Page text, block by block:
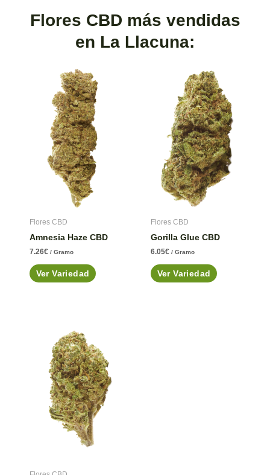
Flores CBD más vendidas
en La Llacuna:
Flores CBD
Amnesia Haze CBD
7.26€ / Gramo
Ver Variedad
Flores CBD
Gorilla Glue CBD
6.05€ / Gramo
Ver Variedad